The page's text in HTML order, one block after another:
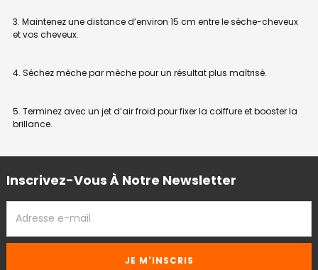
3. Maintenez une distance d’environ 15 cm entre le sèche-cheveux
et vos cheveux.
4. Séchez mèche par mèche pour un résultat plus maîtrisé.
5. Terminez avec un jet d’air froid pour fixer la coiffure et booster la
brillance.
Inscrivez-Vous À Notre Newsletter
EMAIL